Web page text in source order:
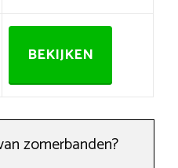
BEKIJKEN
zomerbanden?